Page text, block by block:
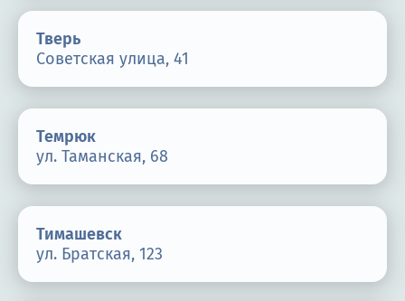
Тверь
Советская улица, 41
Темрюк
ул. Таманская, 68
Тимашевск
ул. Братская, 123